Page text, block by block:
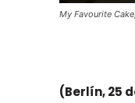
My Favourite
(Berlín, 25